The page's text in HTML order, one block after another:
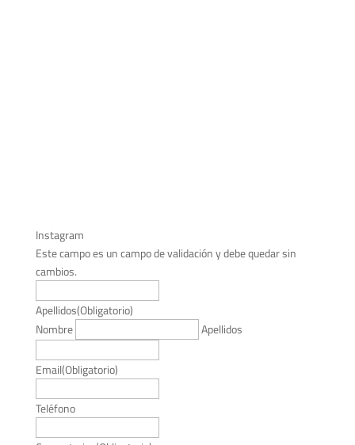
Instagram
Este campo es un campo de validación y debe quedar sin
cambios.
Apellidos(Obligatorio)
Nombre
Apellidos
Email(Obligatorio)
Teléfono